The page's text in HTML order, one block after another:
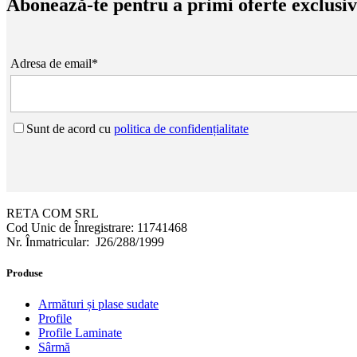
Abonează-te pentru a primi oferte
Adresa de email*
Sunt de acord cu politica de confidențialitate
RETA COM SRL
Cod Unic de Înregistrare: 11741468
Nr. Înmatricular: J26/288/1999
Produse
Armături și plase sudate
Profile
Profile Laminate
Sârmă